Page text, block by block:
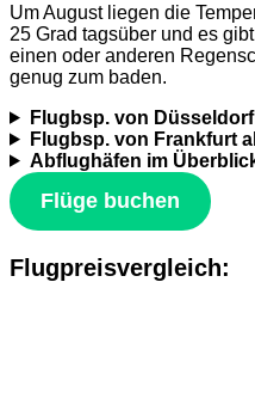
Um August liegen die
25 Grad tagsüber und es
einen oder anderen
genug zum baden.
Flugbsp. von
Flugbsp. von Frankfurt
Abflughäfen im
Flüge buchen
Flugpreisvergleich: